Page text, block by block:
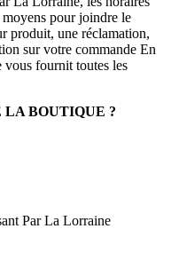
moyens pour joindre le
produit, une réclamation,
sur votre commande En
vous fournit toutes les
LA BOUTIQUE ?
Par La Lorraine